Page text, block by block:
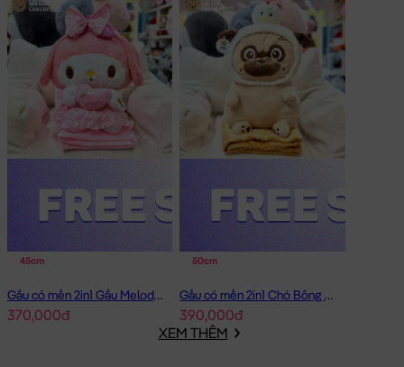
45cm
Gấu có mền 2in1 Gấu Melody Đầm Hồng Ôm Tim
370,000đ
50cm
Gấu có mền 2in1 Chó Bông Mặt Xệ Đội Gà
390,000đ
XEM THÊM